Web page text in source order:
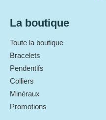
La boutique
Toute la boutique
Bracelets
Pendentifs
Colliers
Minéraux
Promotions